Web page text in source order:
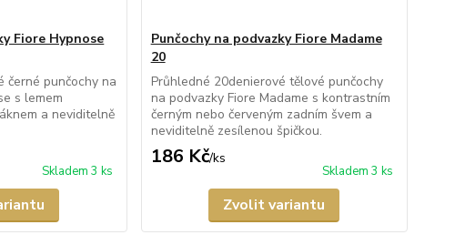
Fiore Hypnose
černé punčochy na
s lemem
a neviditelně
Skladem 3 ks
Punčochy na podvazky Fiore Madame
20
Průhledné 20denierové tělové punčochy
na podvazky Fiore Madame s kontrastním
černým nebo červeným zadním švem a
neviditelně zesílenou špičkou.
186 Kč/ks
Skladem 3 ks
Zvolit variantu